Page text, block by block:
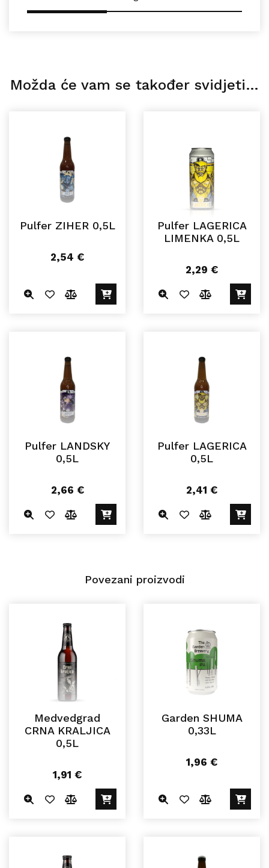
Možda će vam se također svidjeti…
Pulfer ZIHER 0,5L
2,54 €
Pulfer LAGERICA
LIMENKA 0,5L
2,29 €
Pulfer LANDSKY
0,5L
2,66 €
Pulfer LAGERICA
0,5L
2,41 €
Povezani proizvodi
Medvedgrad
CRNA KRALJICA
0,5L
1,91 €
Garden SHUMA
0,33L
1,96 €